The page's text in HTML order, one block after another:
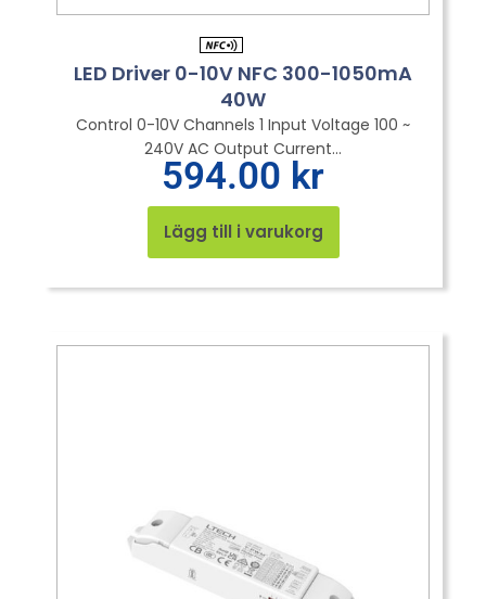
LED Driver 0-10V NFC 300-1050mA
40W
Control 0-10V Channels 1 Input Voltage 100 ~
240V AC Output Current...
594.00 kr
Lägg till i varukorg